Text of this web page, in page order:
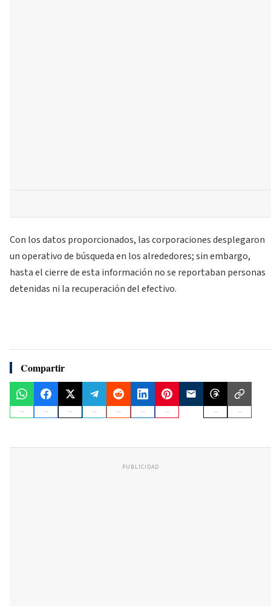
Con los datos proporcionados, las corporaciones desplegaron
un operativo de búsqueda en los alrededores; sin embargo,
hasta el cierre de esta información no se reportaban personas
detenidas ni la recuperación del efectivo.
Compartir
PUBLICIDAD